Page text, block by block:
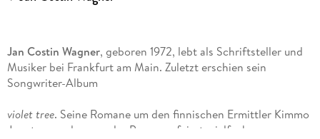
Jan Costin Wagner, geboren 1972, lebt als Schriftsteller und
Musiker bei Frankfurt am Main. Zuletzt erschien sein
Songwriter-Album
violet tree. Seine Romane um den finnischen Ermittler Kimmo
Joentaa wurden von der Presse gefeiert, vielfach